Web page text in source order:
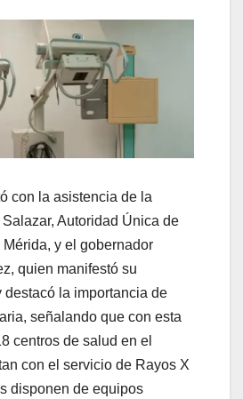
con la asistencia de la
Autoridad Única de
y el gobernador
quien manifestó su
destacó la importancia de
señalando que con esta
centros de salud en el
con el servicio de Rayos X
disponen de equipos